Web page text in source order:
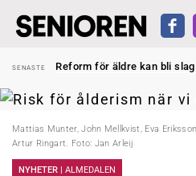
SENASTE
Reform för äldre kan bli
SENASTE
Dom öppnar för rätt till
SENASTE
Snart kan telefonförsäljning
SENASTE
Liten höjning av
SENASTE
Sven Hagströmer
SENASTE
Reform för äldre kan bli slag
Mattias Munter, John Mellkvist, Eva
Artur Ringart. Foto: Jan Arleij
NYHETER | ALMEDALEN